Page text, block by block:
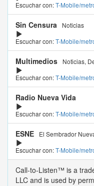
Escuchar con:T-Mobile/
Sin Censura
Noticias
Escuchar con:T-Mobile/
Multimedios
Noticias,
Escuchar con:T-Mobile/
Radio Nueva Vida
Escuchar con:T-Mobile/
ESNE
El Sembrador
Escuchar con:T-Mobile/
Call-to-Listen™ is a
LLC and is used by